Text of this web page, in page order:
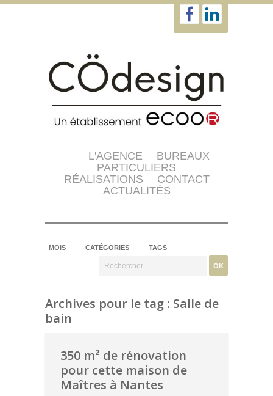
L'AGENCE
BUREAUX
PARTICULIERS
RÉALISATIONS
CONTACT
ACTUALITÉS
MOIS CATÉGORIES TAGS
Archives pour le tag : Salle de
bain
350 m² de rénovation
pour cette maison de
Maîtres à Nantes